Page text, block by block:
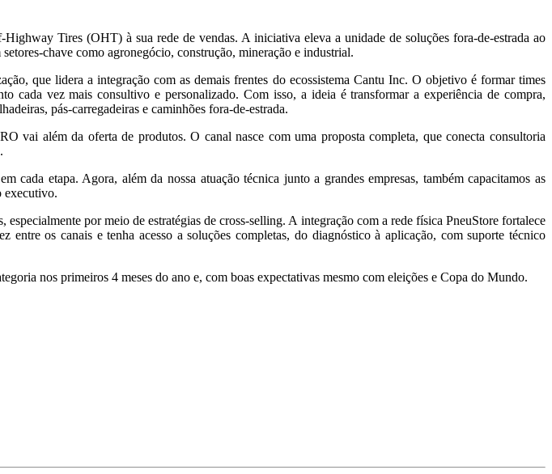
Tires (OHT) à sua rede de vendas. A iniciativa eleva a unidade de soluções fora-de-estrada ao
chave como agronegócio, construção, mineração e industrial.
que lidera a integração com as demais frentes do ecossistema Cantu Inc. O objetivo é formar times
cada vez mais consultivo e personalizado. Com isso, a ideia é transformar a experiência de compra,
pás-carregadeiras e caminhões fora-de-estrada.
vai além da oferta de produtos. O canal nasce com uma proposta completa, que conecta consultoria
cada etapa. Agora, além da nossa atuação técnica junto a grandes empresas, também capacitamos as
executivo.
por meio de estratégias de cross-selling. A integração com a rede física PneuStore fortalece
os canais e tenha acesso a soluções completas, do diagnóstico à aplicação, com suporte técnico
nos primeiros 4 meses do ano e, com boas expectativas mesmo com eleições e Copa do Mundo.